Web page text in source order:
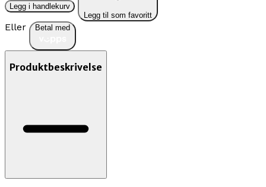
Legg i handlekurv
Legg til som favoritt
Eller Betal med
Produktbeskrivelse